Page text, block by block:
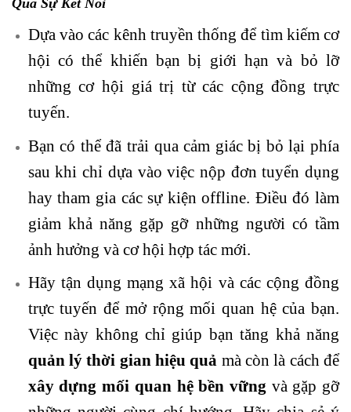
Qua Sự Kết Nối
Dựa vào các kênh truyền thống để tìm kiếm cơ
hội có thể khiến bạn bị giới hạn và bỏ lỡ
những cơ hội giá trị từ các cộng đồng trực
tuyến.
Bạn có thể đã trải qua cảm giác bị bỏ lại phía
sau khi chỉ dựa vào việc nộp đơn tuyển dụng
hay tham gia các sự kiện offline. Điều đó làm
giảm khả năng gặp gỡ những người có tầm
ảnh hưởng và cơ hội hợp tác mới.
Hãy tận dụng mạng xã hội và các cộng đồng
trực tuyến để mở rộng mối quan hệ của bạn.
Việc này không chỉ giúp bạn tăng khả năng
quản lý thời gian hiệu quả mà còn là cách để
xây dựng mối quan hệ bền vững và gặp gỡ